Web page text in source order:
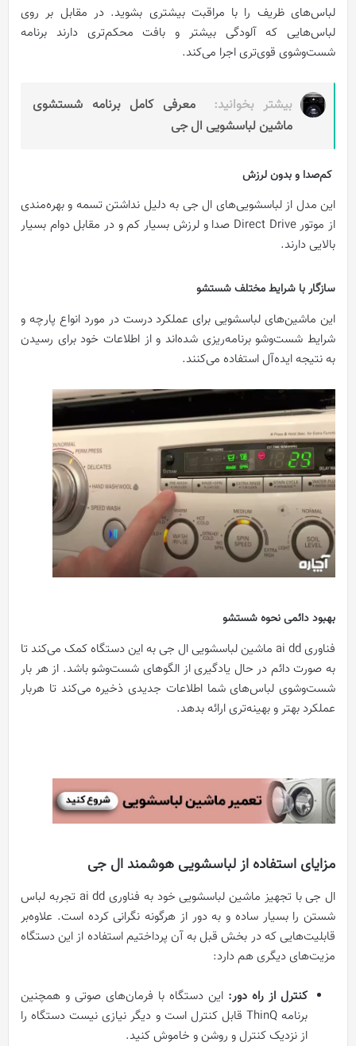
لباس‌های ظریف را با مراقبت بیشتری بشوید. در مقابل بر روی
لباس‌هایی که آلودگی بیشتر و بافت محکم‌تری دارند برنامه
شست‌و‌شوی قوی‌تری اجرا می‌کند.
بیشتر بخوانید:
معرفی کامل برنامه شستشوی
ماشین لباسشویی ال جی
کم‌صدا و بدون لرزش
این مدل از لباسشویی‌های ال جی به دلیل نداشتن تسمه و بهره‌مندی
از موتور Direct Drive صدا و لرزش بسیار کم و در مقابل دوام بسیار
بالایی دارند.
سازگار با شرایط مختلف شستشو
این ماشین‌های لباسشویی برای عملکرد درست در مورد انواع پارچه‌ و
شرایط شست‌و‌شو برنامه‌ریزی شده‌اند و از اطلاعات خود برای رسیدن
به نتیجه ایده‌آل استفاده می‌کنند.
بهبود دائمی نحوه شستشو
فناوری ai dd ماشین لباسشویی ال جی به این دستگاه کمک می‌کند تا
به صورت دائم در حال یادگیری از الگوهای شست‌و‌شو باشد. از هر بار
شست‌و‌شوی لباس‌های شما اطلاعات جدیدی ذخیره می‌کند تا هربار
عملکرد بهتر و بهینه‌تری ارائه بدهد.
مزایای استفاده از لباسشویی هوشمند ال جی
ال جی با تجهیز ماشین لباسشویی خود به فناوری ai dd تجربه لباس
شستن را بسیار ساده و به دور از هرگونه نگرانی کرده است. علاوه‌بر
قابلیت‌هایی که در بخش قبل به آن پرداختیم استفاده از این دستگاه
مزیت‌های دیگری هم دارد:
کنترل از راه دور: این دستگاه با فرمان‌های صوتی و همچنین
برنامه ThinQ قابل کنترل است و دیگر نیازی نیست دستگاه را
از نزدیک کنترل و روشن و خاموش کنید.